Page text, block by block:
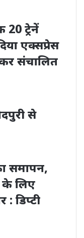
ट्रेनें
एक्सप्रेस
संचालित
से
समापन,
के लिए
: डिप्टी